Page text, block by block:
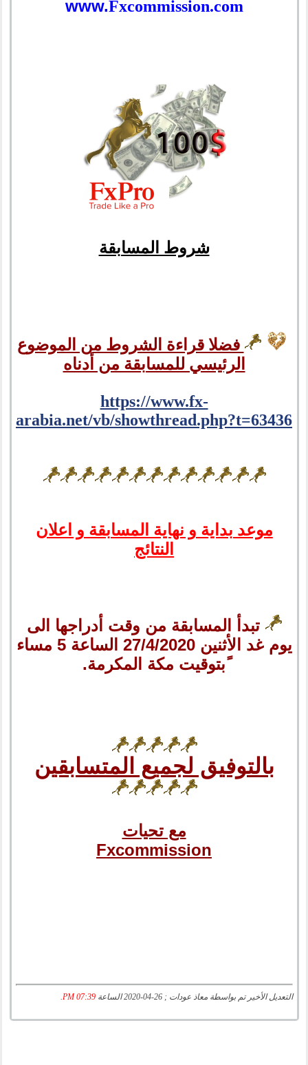
www.Fxcommission.com
شروط المسابقة
فضلا قراءة الشروط من الموضوع
الرئيسي للمسابقة من أدناه
https://www.fx-
arabia.net/vb/showthread.php?t=63436
موعد بداية و نهاية المسابقة و اعلان
النتائج
تبدأ المسابقة من وقت أدراجها الى
يوم غد الأثنين 27/4/2020 الساعة 5 مساء
ًبتوقيت مكة المكرمة.
بالتوفيق لجميع المتسابقين
مع تحيات
Fxcommission
التعديل الأخير تم بواسطة معاذ عودات ; 26-04-2020 الساعة 07:39 PM